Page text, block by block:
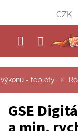
obsah
CZK
- teploty
GSE